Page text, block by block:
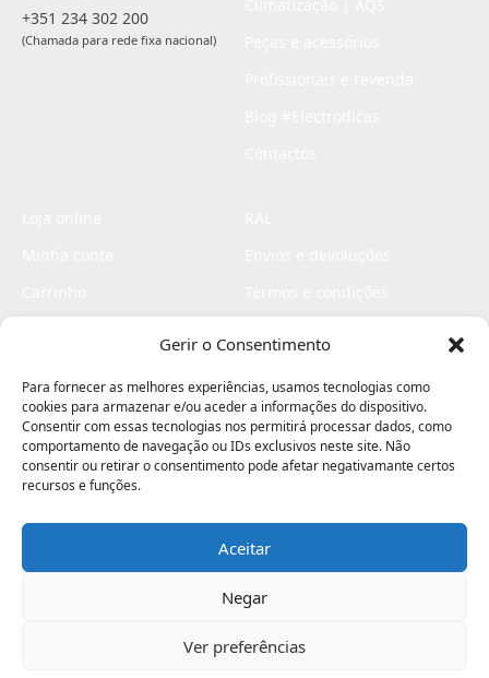
Gerir o Consentimento
Para fornecer as melhores experiências, usamos tecnologias como
cookies para armazenar e/ou aceder a informações do dispositivo.
Consentir com essas tecnologias nos permitirá processar dados, como
comportamento de navegação ou IDs exclusivos neste site. Não
consentir ou retirar o consentimento pode afetar negativamante certos
recursos e funções.
Aceitar
Negar
Ver preferências
+351 234 302 200
(Chamada para rede fixa nacional)
Livro de elogios
Electromaquinas ©2026
contágio - agência criativa